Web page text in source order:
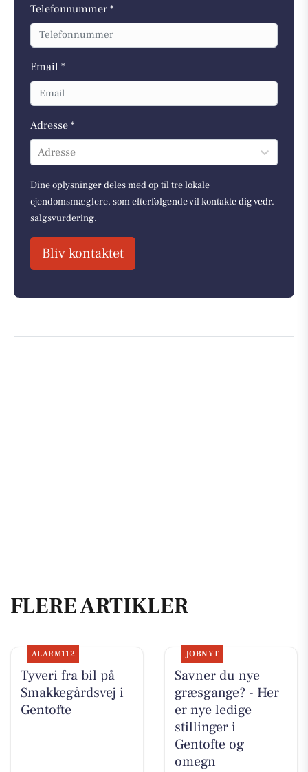
Telefonnummer *
Email *
Adresse *
Adresse
Dine oplysninger deles med op til tre lokale
ejendomsmæglere, som efterfølgende vil kontakte dig vedr.
salgsvurdering.
Bliv kontaktet
FLERE ARTIKLER
ALARM112
Tyveri fra bil på
Smakkegårdsvej i
Gentofte
JOBNYT
Savner du nye
græsgange? - Her
er nye ledige
stillinger i
Gentofte og
omegn